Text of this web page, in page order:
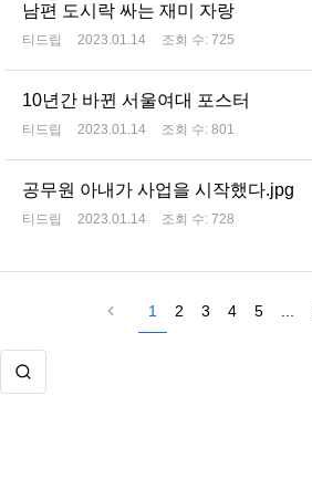
남편 도시락 싸는 재미 자랑
티드립 2023.01.14 조회 수: 725
10년간 바뀐 서울여대 포스터
티드립 2023.01.14 조회 수: 801
공무원 아내가 사업을 시작했다.jpg
티드립 2023.01.14 조회 수: 728
1 2 3 4 5